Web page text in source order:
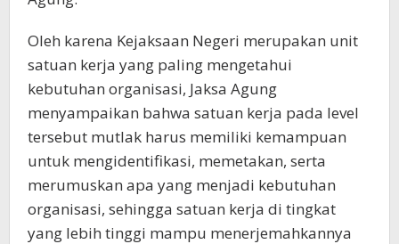
Oleh karena Kejaksaan Negeri merupakan unit
satuan kerja yang paling mengetahui
kebutuhan organisasi, Jaksa Agung
menyampaikan bahwa satuan kerja pada level
tersebut mutlak harus memiliki kemampuan
untuk mengidentifikasi, memetakan, serta
merumuskan apa yang menjadi kebutuhan
organisasi, sehingga satuan kerja di tingkat
yang lebih tinggi mampu menerjemahkannya